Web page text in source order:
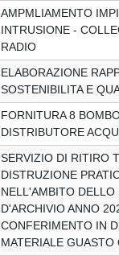
AMPMLIAMENTO
INTRUSIONE -
RADIO
ELABORAZIONE
SOSTENIBILITA E
FORNITURA 8
DISTRIBUTORE
SERVIZIO DI RITIRO
DISTRUZIONE
NELL'AMBITO DELLO
D'ARCHIVIO ANNO
CONFERIMENTO IN
MATERIALE GUASTO